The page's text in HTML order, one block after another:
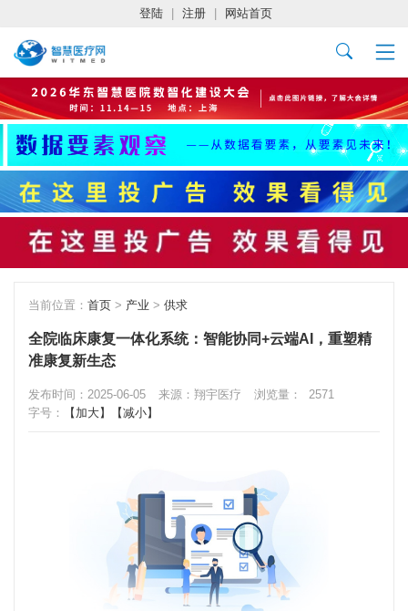
登陆 注册 网站首页
当前位置： 首页 > 产业 > 供求
全院临床康复一体化系统：智能协同+云端AI，重塑精
准康复新生态
发布时间：2025-06-05 来源：翔宇医疗 浏览量：
2571
字号：
【加大】 【减小】